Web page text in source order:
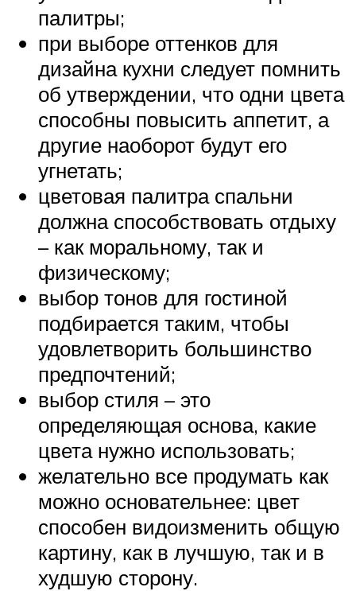
палитры;
при выборе оттенков для
дизайна кухни следует помнить
об утверждении, что одни цвета
способны повысить аппетит, а
другие наоборот будут его
угнетать;
цветовая палитра спальни
должна способствовать отдыху
– как моральному, так и
физическому;
выбор тонов для гостиной
подбирается таким, чтобы
удовлетворить большинство
предпочтений;
выбор стиля – это
определяющая основа, какие
цвета нужно использовать;
желательно все продумать как
можно основательнее: цвет
способен видоизменить общую
картину, как в лучшую, так и в
худшую сторону.